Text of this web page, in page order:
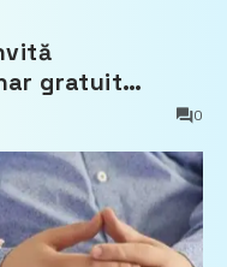
gratuit
pe bunurile
0